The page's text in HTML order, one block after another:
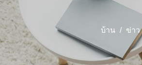
บ้าน / ข่าว